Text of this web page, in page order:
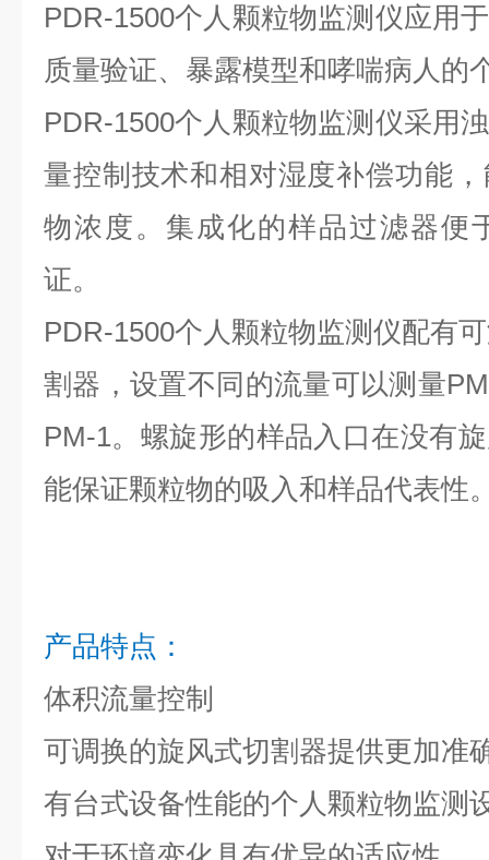
PDR-1500个人颗粒物监测仪应用
质量验证、暴露模型和哮喘病人的
PDR-1500个人颗粒物监测仪采用
量控制技术和相对湿度补偿功能
物浓度。集成化的样品过滤器便
证。
PDR-1500个人颗粒物监测仪配有
割器，设置不同的流量可以测量
PM-1。螺旋形的样品入口在没有
能保证颗粒物的吸入和样品代表性
产品特点：
体积流量控制
可调换的旋风式切割器提供更加准
有台式设备性能的个人颗粒物监测